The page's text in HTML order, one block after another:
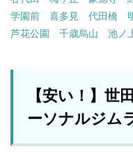
学園前
喜多見 代田橋
芦花公園
千歳烏山 池ノ
【安い！】世
ーソナルジム